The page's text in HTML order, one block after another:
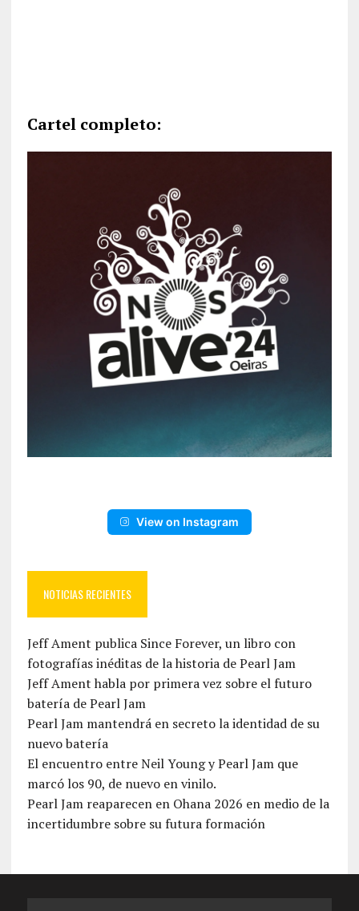
Cartel completo:
View on Instagram
NOTICIAS RECIENTES
Jeff Ament publica Since Forever, un libro con
fotografías inéditas de la historia de Pearl Jam
Jeff Ament habla por primera vez sobre el futuro
batería de Pearl Jam
Pearl Jam mantendrá en secreto la identidad de su
nuevo batería
El encuentro entre Neil Young y Pearl Jam que
marcó los 90, de nuevo en vinilo.
Pearl Jam reaparecen en Ohana 2026 en medio de la
incertidumbre sobre su futura formación